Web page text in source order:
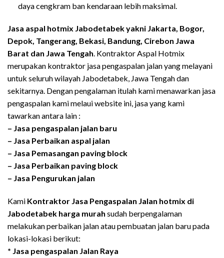
daya cengkram ban kendaraan lebih maksimal.
Jasa aspal hotmix Jabodetabek yakni Jakarta, Bogor,
Depok, Tangerang, Bekasi, Bandung, Cirebon Jawa
Barat dan Jawa Tengah. Kontraktor Aspal Hotmix
merupakan kontraktor jasa pengaspalan jalan yang melayani
untuk seluruh wilayah Jabodetabek, Jawa Tengah dan
sekitarnya. Dengan pengalaman itulah kami menawarkan jasa
pengaspalan kami melaui website ini, jasa yang kami
tawarkan antara lain :
– Jasa pengaspalan jalan baru
– Jasa Perbaikan aspal jalan
– Jasa Pemasangan paving block
– Jasa Perbaikan paving block
– Jasa Pengurukan jalan
Kami Kontraktor Jasa Pengaspalan Jalan hotmix di
Jabodetabek harga murah sudah berpengalaman
melakukan perbaikan jalan atau pembuatan jalan baru pada
lokasi-lokasi berikut:
* Jasa pengaspalan Jalan Raya